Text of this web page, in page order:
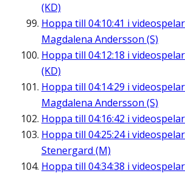
(KD)
Hoppa till 04:10:41 i
Magdalena Andersson (S)
Hoppa till 04:12:18 i
(KD)
Hoppa till 04:14:29 i
Magdalena Andersson (S)
Hoppa till 04:16:42 i
Hoppa till 04:25:24i
Stenergard (M)
Hoppa till 04:34:38 i